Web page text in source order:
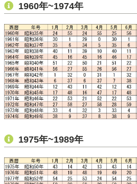
1960年~1974年
1975年~1989年